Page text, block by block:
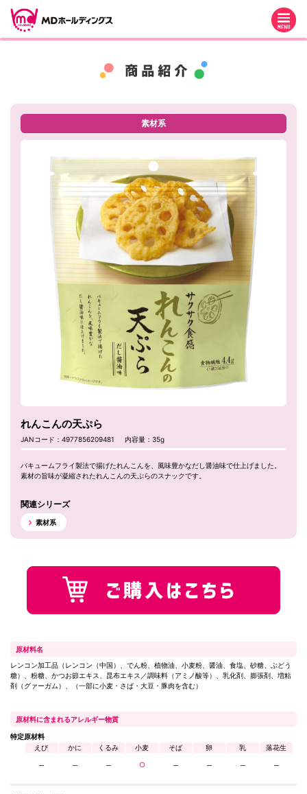
素材系
れんこんの天ぷら
JANコード：4977856209481 内容量：35g
バキュームフライ製法で揚げたれんこんを、風味豊かなだし醤油味で仕上げました。
素材の旨味が凝縮されたれんこんの天ぷらのスナックです。
関連シリーズ
素材系
原材料名
レンコン加工品（レンコン（中国）、でん粉、植物油、小麦粉、醤油、食塩、砂糖、ぶどう
糖）、粉糖、かつお節エキス、昆布エキス／調味料（アミノ酸等）、乳化剤、膨張剤、増粘
剤（グァーガム）、（一部に小麦・さば・大豆・豚肉を含む）
原材料に含まれるアレルギー物質
特定原材料
えび
─
かに
─
くるみ
─
小麦
○
そば
─
卵
─
乳
─
落花生
─